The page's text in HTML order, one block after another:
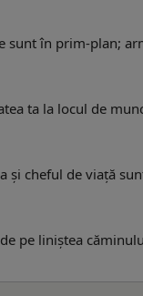
sunt în prim-plan;
ta la locul de
și cheful de viață
pe liniștea